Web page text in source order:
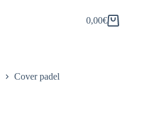
Carrello
0,00€
Cover padel